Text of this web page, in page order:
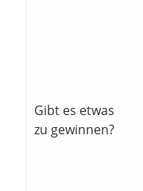
Gibt es etwas
zu gewinnen?